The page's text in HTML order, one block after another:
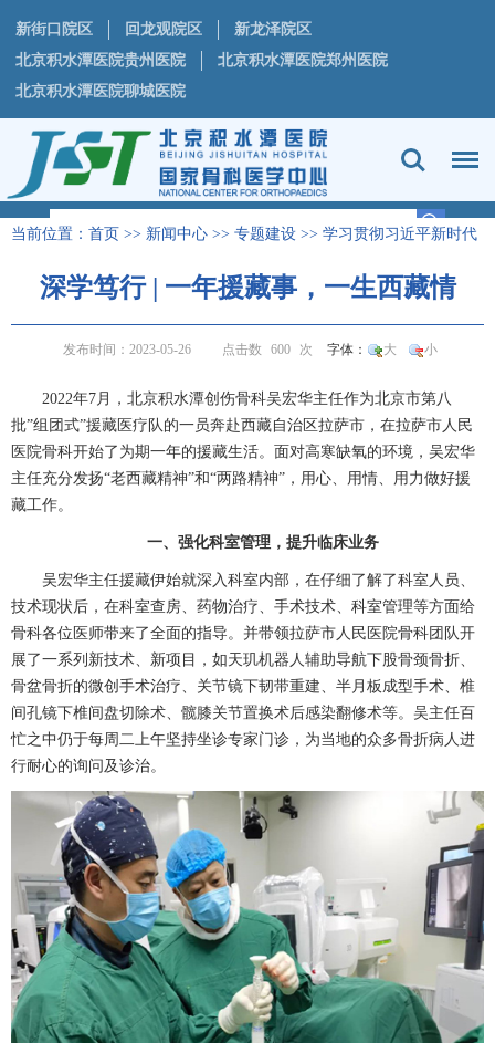
新街口院区 回龙观院区
新龙泽院区
北京积水潭医院贵州医院
北京积水潭医院郑州医院
北京积水潭医院聊城医院
当前位置： 首页 >> 新闻中心 >> 专题建设 >> 学习贯彻习近平新时代
深学笃行 | 一年援藏事，一生西藏情
发布时间：2023-05-26 点击数 600 次 字体： 大 小
2022年7月，北京积水潭创伤骨科吴宏华主任作为北京市第八
批”组团式”援藏医疗队的一员奔赴西藏自治区拉萨市，在拉萨市人民
医院骨科开始了为期一年的援藏生活。面对高寒缺氧的环境， 吴宏华
主任充分发扬“老西藏精神”和“两路精神”，用心、用情、用力做好援
藏工作。
一、强化科室管理，提升临床业务
吴宏华主任援藏伊始就深入科室内部，在仔细了解了科室人员、
技术现状后，在科室查房、药物治疗、手术技术、科室管理等方面给
骨科各位医师带来了全面的指导。并带领拉萨市人民医院骨科团队开
展了一系列新技术、新项目，如天玑机器人辅助导航下股骨颈骨折、
骨盆骨折的微创手术治疗、关节镜下韧带重建、半月板成型手术、椎
间孔镜下椎间盘切除术、髋膝关节置换术后感染翻修术等。吴主任百
忙之中仍于每周二上午坚持坐诊专家门诊，为当地的众多骨折病人进
行耐心的询问及诊治。